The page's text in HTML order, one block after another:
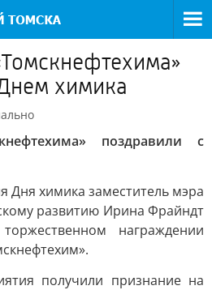
химика
поздравили с
Дня химика заместитель мэра
развитию Ирина Фрайндт
награждении
получили признание на